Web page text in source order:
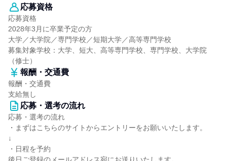
応募資格
応募資格
2028年3月に卒業予定の方
大学／大学院／専門学校／短期大学／高等専門学校
募集対象学校：大学、短大、高等専門学校、専門学校、大学院
（修士）
報酬・交通費
報酬・交通費
支給無し
応募・選考の流れ
応募・選考の流れ
・まずはこちらのサイトからエントリーをお願いいたします。
↓
・日程を予約